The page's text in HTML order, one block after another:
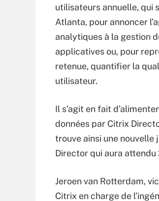
utilisateurs annuelle, qui
Atlanta, pour annoncer
analytiques à la gestion
applicatives ou, pour
retenue, quantifier la
utilisateur.
Il s’agit en fait
données par Citrix
trouve ainsi une nouvelle
Director qui aura attendu
Jeroen van Rotterdam,
Citrix en charge de